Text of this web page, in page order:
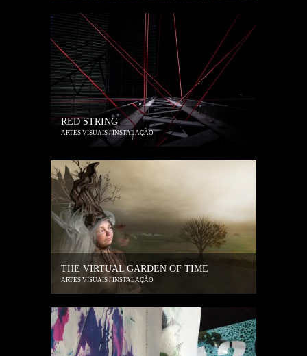
RED STRING
ARTES VISUAIS / INSTALAÇÃO
THE VIRTUAL GARDEN OF TIME
ARTES VISUAIS / INSTALAÇÃO